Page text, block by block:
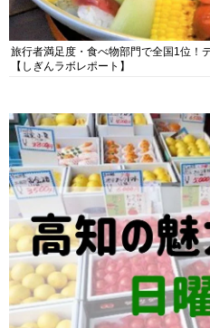
旅行者満足度・食べ物部門で全国1位！
【しぎんラボレポート】